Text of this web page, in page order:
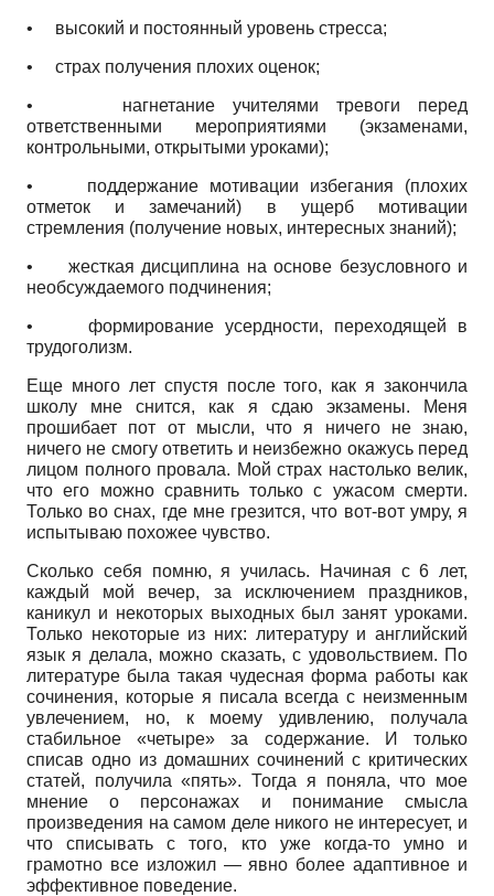
• высокий и постоянный уровень стресса;
• страх получения плохих оценок;
• нагнетание учителями тревоги перед
ответственными мероприятиями (экзаменами,
контрольными, открытыми уроками);
• поддержание мотивации избегания (плохих
отметок и замечаний) в ущерб мотивации
стремления (получение новых, интересных знаний);
• жесткая дисциплина на основе безусловного и
необсуждаемого подчинения;
• формирование усердности, переходящей в
трудоголизм.
Еще много лет спустя после того, как я закончила
школу мне снится, как я сдаю экзамены. Меня
прошибает пот от мысли, что я ничего не знаю,
ничего не смогу ответить и неизбежно окажусь перед
лицом полного провала. Мой страх настолько велик,
что его можно сравнить только с ужасом смерти.
Только во снах, где мне грезится, что вот-вот умру, я
испытываю похожее чувство.
Сколько себя помню, я училась. Начиная с 6 лет,
каждый мой вечер, за исключением праздников,
каникул и некоторых выходных был занят уроками.
Только некоторые из них: литературу и английский
язык я делала, можно сказать, с удовольствием. По
литературе была такая чудесная форма работы как
сочинения, которые я писала всегда с неизменным
увлечением, но, к моему удивлению, получала
стабильное «четыре» за содержание. И только
списав одно из домашних сочинений с критических
статей, получила «пять». Тогда я поняла, что мое
мнение о персонажах и понимание смысла
произведения на самом деле никого не интересует, и
что списывать с того, кто уже когда-то умно и
грамотно все изложил — явно более адаптивное и
эффективное поведение.